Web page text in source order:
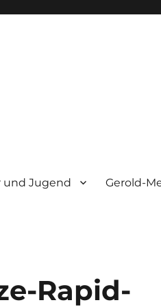
und Jugend Gerold-
Rapid-